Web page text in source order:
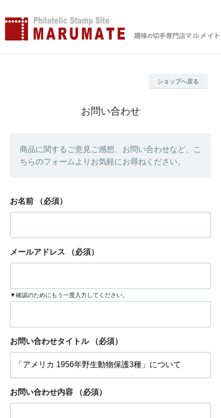
ショップへ戻る
お問い合わせ
商品に関するご意見ご感想、お問い合わせなど、こ
ちらのフォームよりお気軽にお尋ねください。
お名前 （必須）
メールアドレス （必須）
▼確認のためにもう一度入力してください。
お問い合わせタイトル （必須）
お問い合わせ内容 （必須）